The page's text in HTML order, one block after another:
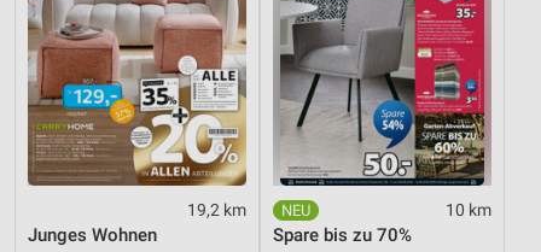
19,2 km
Junges Wohnen
10 km
Spare bis zu 70%